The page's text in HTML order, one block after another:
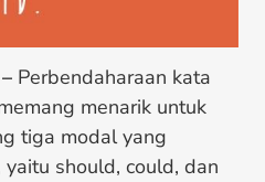
Perbendaharaan kata
menarik untuk
tiga modal yang
should, could, dan